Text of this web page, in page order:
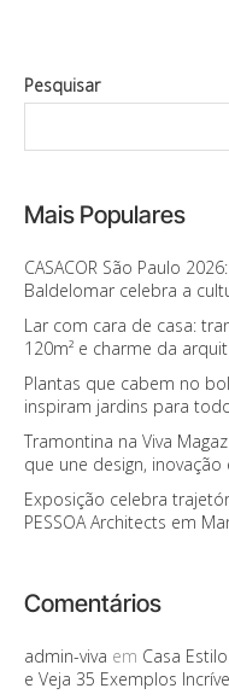
Pesquisar
Mais Populares
CASACOR São Paulo
Baldelomar celebra a
Lar com cara de casa:
120m² e charme da
Plantas que cabem no
inspiram jardins para
Tramontina na Viva
que une design,
Exposição celebra
PESSOA Architects em
Comentários
admin-viva em Casa
e Veja 35 Exemplos